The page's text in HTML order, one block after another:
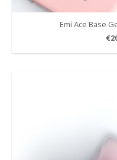
Emi Ace Base
€